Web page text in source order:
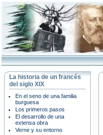
La historia de un francés
del siglo XIX
En el seno de una familia
burguesa
Los primeros pasos
El desarrollo de una
extensa obra
Verne y su entorno